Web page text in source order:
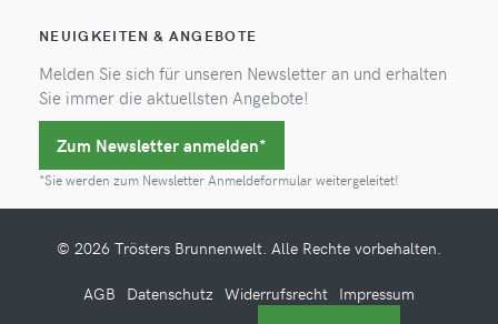
NEUIGKEITEN & ANGEBOTE
Melden Sie sich für unseren Newsletter an und erhalten
Sie immer die aktuellsten Angebote!
Zum Newsletter anmelden*
*Sie werden zum Newsletter Anmeldeformular weitergeleitet!
© 2026 Trösters Brunnenwelt. Alle Rechte vorbehalten.
AGB Datenschutz Widerrufsrecht Impressum